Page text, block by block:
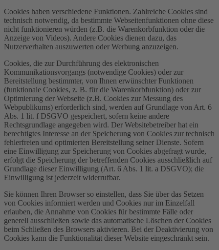
Cookies haben verschiedene Funktionen. Zahlreiche Cookies sind
technisch notwendig, da bestimmte Webseitenfunktionen ohne diese
nicht funktionieren würden (z.B. die Warenkorbfunktion oder die
Anzeige von Videos). Andere Cookies dienen dazu, das
Nutzerverhalten auszuwerten oder Werbung anzuzeigen.
Cookies, die zur Durchführung des elektronischen
Kommunikationsvorgangs (notwendige Cookies) oder zur
Bereitstellung bestimmter, von Ihnen erwünschter Funktionen
(funktionale Cookies, z. B. für die Warenkorbfunktion) oder zur
Optimierung der Webseite (z.B. Cookies zur Messung des
Webpublikums) erforderlich sind, werden auf Grundlage von Art. 6
Abs. 1 lit. f DSGVO gespeichert, sofern keine andere
Rechtsgrundlage angegeben wird. Der Websitebetreiber hat ein
berechtigtes Interesse an der Speicherung von Cookies zur technisch
fehlerfreien und optimierten Bereitstellung seiner Dienste. Sofern
eine Einwilligung zur Speicherung von Cookies abgefragt wurde,
erfolgt die Speicherung der betreffenden Cookies ausschließlich auf
Grundlage dieser Einwilligung (Art. 6 Abs. 1 lit. a DSGVO); die
Einwilligung ist jederzeit widerrufbar.
Sie können Ihren Browser so einstellen, dass Sie über das Setzen
von Cookies informiert werden und Cookies nur im Einzelfall
erlauben, die Annahme von Cookies für bestimmte Fälle oder
generell ausschließen sowie das automatische Löschen der Cookies
beim Schließen des Browsers aktivieren. Bei der Deaktivierung von
Cookies kann die Funktionalität dieser Website eingeschränkt sein.